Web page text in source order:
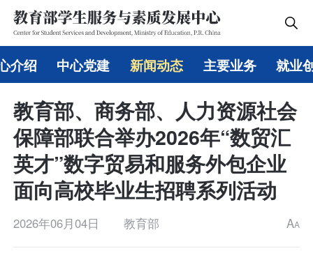
介绍 中心党建 新闻动态 主要业务 就业
教育部、商务部、人力资源社会
保障部联合举办2026年“数贸汇
英才”数字贸易和服务外包企业
面向高校毕业生招聘系列活动
2026年06月04日 教育部 AA